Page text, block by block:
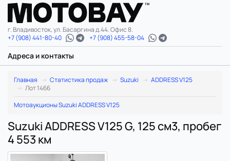
г. Владивосток, ул. Басаргина д.44. Офис 8.
+7 (908) 441-80-40
+7 (908) 455-58-04
Адреса и контакты
Главная Статистика продаж Suzuki
ADDRESS V125
Лот 1466
Мотоаукционы Suzuki ADDRESS V125
Suzuki ADDRESS V125 G, 125 см3, пробег
4 553 км